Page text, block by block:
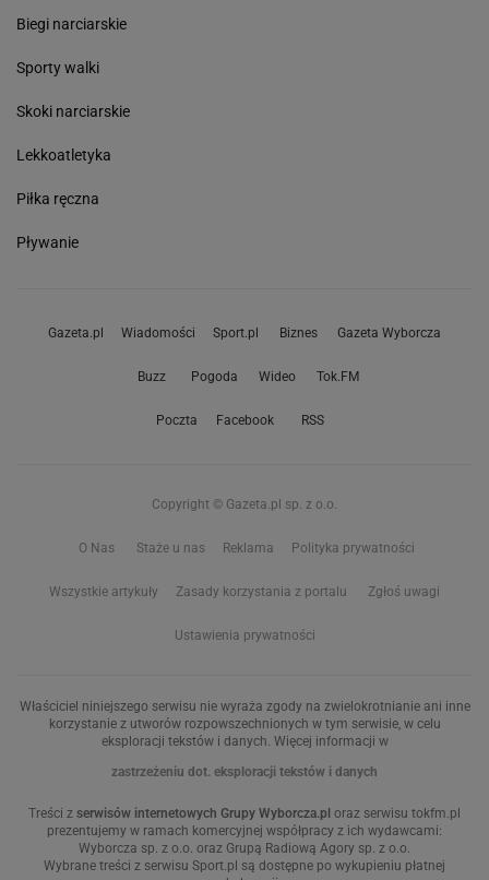
Biegi narciarskie
Sporty walki
Skoki narciarskie
Lekkoatletyka
Piłka ręczna
Pływanie
Gazeta.pl Wiadomości Sport.pl Biznes Gazeta Wyborcza
Buzz Pogoda Wideo Tok.FM
Poczta Facebook RSS
Copyright © Gazeta.pl sp. z o.o.
O Nas Staże u nas Reklama Polityka prywatności
Wszystkie artykuły Zasady korzystania z portalu Zgłoś uwagi
Ustawienia prywatności
Właściciel niniejszego serwisu nie wyraża zgody na zwielokrotnianie ani inne
korzystanie z utworów rozpowszechnionych w tym serwisie, w celu
eksploracji tekstów i danych. Więcej informacji w
zastrzeżeniu dot. eksploracji tekstów i danych
Treści z serwisów internetowych Grupy Wyborcza.pl oraz serwisu tokfm.pl
prezentujemy w ramach komercyjnej współpracy z ich wydawcami:
Wyborcza sp. z o.o. oraz Grupą Radiową Agory sp. z o.o.
Wybrane treści z serwisu Sport.pl są dostępne po wykupieniu płatnej